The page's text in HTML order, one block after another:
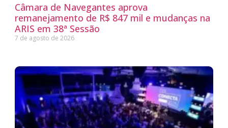
Câmara de Navegantes aprova
remanejamento de R$ 847 mil e mudanças na
ARIS em 38ª Sessão
7 de agosto de 2026